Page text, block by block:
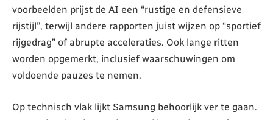
voorbeelden prijst de AI een “rustige en defensieve
rijstijl”, terwijl andere rapporten juist wijzen op “sportief
rijgedrag” of abrupte acceleraties. Ook lange ritten
worden opgemerkt, inclusief waarschuwingen om
voldoende pauzes te nemen.
Op technisch vlak lijkt Samsung behoorlijk ver te gaan.